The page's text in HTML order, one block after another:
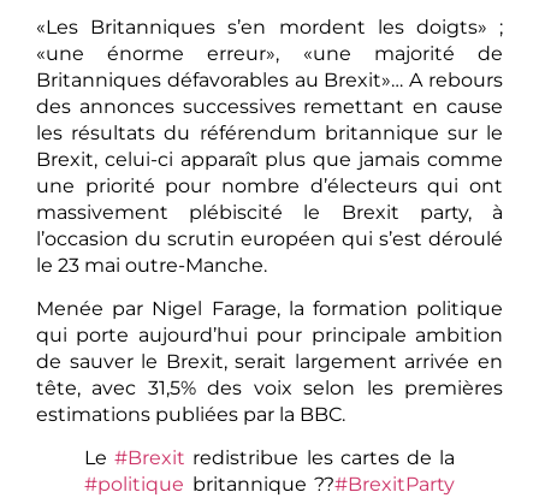
«Les Britanniques s’en mordent les doigts» ;
«une énorme erreur», «une majorité de
Britanniques défavorables au Brexit»… A rebours
des annonces successives remettant en cause
les résultats du référendum britannique sur le
Brexit, celui-ci apparaît plus que jamais comme
une priorité pour nombre d’électeurs qui ont
massivement plébiscité le Brexit party, à
l’occasion du scrutin européen qui s’est déroulé
le 23 mai outre-Manche.
Menée par Nigel Farage, la formation politique
qui porte aujourd’hui pour principale ambition
de sauver le Brexit, serait largement arrivée en
tête, avec 31,5% des voix selon les premières
estimations publiées par la BBC.
Le#Brexit redistribue les cartes de la
#politique britannique ??#BrexitParty